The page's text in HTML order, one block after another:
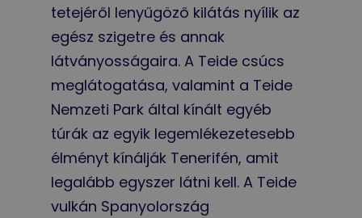
tetejéről lenyűgöző kilátás nyílik az
egész szigetre és annak
látványosságaira. A Teide csúcs
meglátogatása, valamint a Teide
Nemzeti Park által kínált egyéb
túrák az egyik legemlékezetesebb
élményt kínálják Tenerifén, amit
legalább egyszer látni kell. A Teide
vulkán Spanyolország